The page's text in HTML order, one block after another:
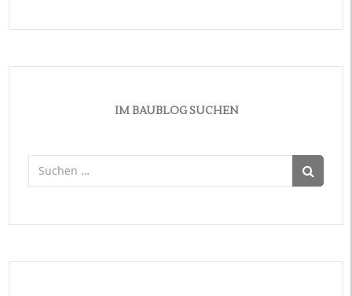
IM BAUBLOG SUCHEN
Suchen
nach: